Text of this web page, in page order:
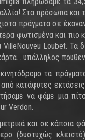
Στα πρόσωπα και
πράγματα σε
φωτισμένα και
VilleNouveu Loubet. Τα
υπάλληλος
τα
κατάφυτες
να φάμε μια
Verdon.
και σε κάποια
(δυστυχώς